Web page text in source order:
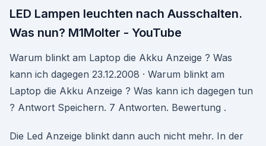
LED Lampen leuchten nach Ausschalten.
Was nun? M1Molter - YouTube
Warum blinkt am Laptop die Akku Anzeige ? Was
kann ich dagegen 23.12.2008 · Warum blinkt am
Laptop die Akku Anzeige ? Was kann ich dagegen tun
? Antwort Speichern. 7 Antworten. Bewertung .
Die Led Anzeige blinkt dann auch nicht mehr. In der